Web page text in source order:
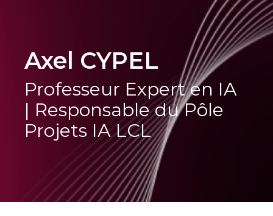
Fil d'Ariane
Axel CYPEL
Professeur Expert en IA
| Responsable du Pôle
Projets IA LCL